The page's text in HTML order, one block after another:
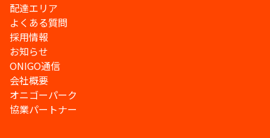
配達エリア
よくある質問
採用情報
お知らせ
ONIGO通信
会社概要
オニゴーパーク
協業パートナー